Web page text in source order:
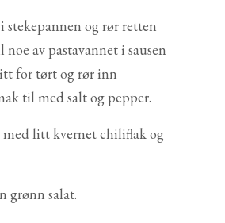
stekepannen og rør retten
noe av pastavannet i sausen
for tørt og rør inn
til med salt og pepper.
med litt kvernet chiliflak og
grønn salat.